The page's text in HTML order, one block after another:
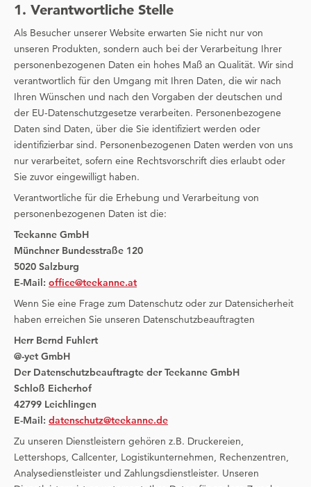
1. Verantwortliche Stelle
Als Besucher unserer Website erwarten Sie nicht nur von
unseren Produkten, sondern auch bei der Verarbeitung Ihrer
personenbezogenen Daten ein hohes Maß an Qualität. Wir sind
verantwortlich für den Umgang mit Ihren Daten, die wir nach
Ihren Wünschen und nach den Vorgaben der deutschen und
der EU-Datenschutzgesetze verarbeiten. Personenbezogene
Daten sind Daten, über die Sie identifiziert werden oder
identifizierbar sind. Personenbezogenen Daten werden von uns
nur verarbeitet, sofern eine Rechtsvorschrift dies erlaubt oder
Sie zuvor eingewilligt haben.
Verantwortliche für die Erhebung und Verarbeitung von
personenbezogenen Daten ist die:
Teekanne GmbH
Münchner Bundesstraße 120
5020 Salzburg
E-Mail: office@teekanne.at
Wenn Sie eine Frage zum Datenschutz oder zur Datensicherheit
haben erreichen Sie unseren Datenschutzbeauftragten
Herr Bernd Fuhlert
@-yet GmbH
Der Datenschutzbeauftragte der Teekanne GmbH
Schloß Eicherhof
42799 Leichlingen
E-Mail: datenschutz@teekanne.de
Zu unseren Dienstleistern gehören z.B. Druckereien,
Lettershops, Callcenter, Logistikunternehmen, Rechenzentren,
Analysedienstleister und Zahlungsdienstleister. Unseren